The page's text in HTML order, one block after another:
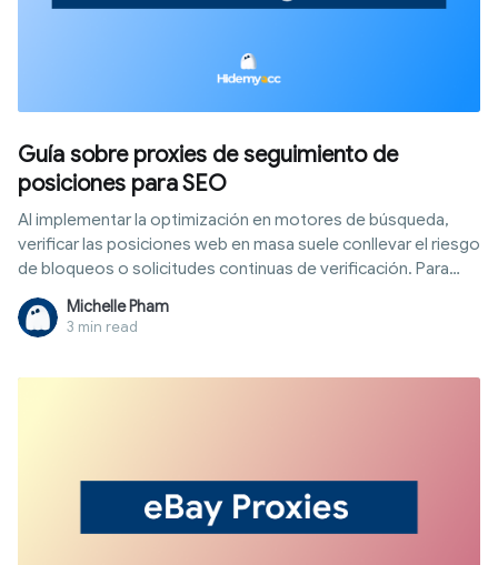
Guía sobre proxies de seguimiento de
posiciones para SEO
Al implementar la optimización en motores de búsqueda,
verificar las posiciones web en masa suele conllevar el riesgo
de bloqueos o solicitudes continuas de verificación. Para
resolver este problema, los proxies de seguimiento de
posiciones son la solución intermedia perfecta para
mantener el anotimato y recopilar datos de la forma más
Michelle Pham
3 min read